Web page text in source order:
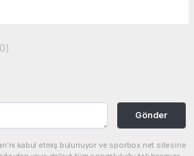
Gönder
kabul etmiş bulunuyor ve sporbox.net sitesine